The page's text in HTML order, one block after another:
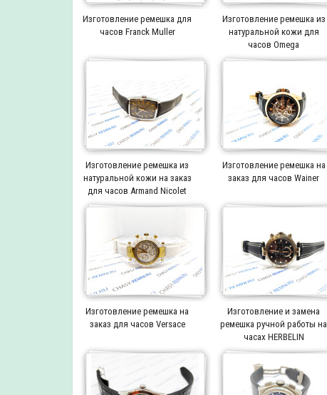
Изготовление ремешка для
часов Franck Muller
Изготовление ремешка из
натуральной кожи для
часов Omega
Изготовление ремешка из
натуральной кожи на заказ
для часов Armand Nicolet
Изготовление ремешка на
заказ для часов Wainer
Изготовление ремешка на
заказ для часов Versace
Изготовление и замена
ремешка ручной работы на
часах HERBELIN